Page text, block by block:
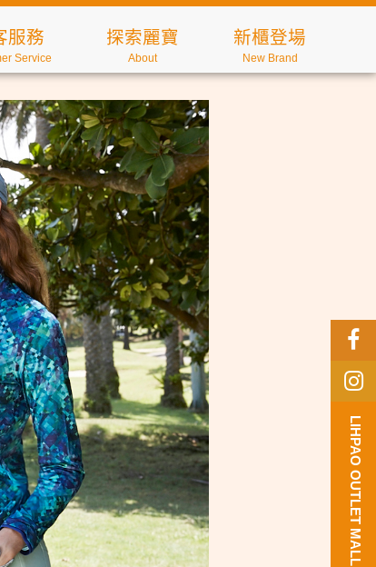
服務
Service
探索麗寶
About
新櫃登場
New Brand
LIHPAO OUTLET MALL